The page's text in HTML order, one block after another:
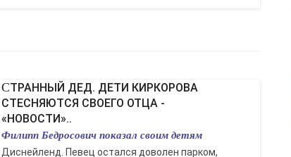
СТРАННЫЙ ДЕД. ДЕТИ КИРКОРОВА
СТЕСНЯЮТСЯ СВОЕГО ОТЦА -
«НОВОСТИ»..
Филипп Бедросович показал своим детям
Диснейленд. Певец остался доволен парком,